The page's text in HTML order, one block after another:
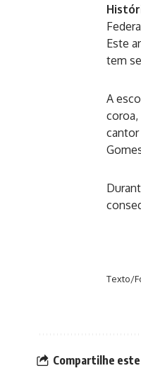
Este
tem
A
coroa,
Texto/
Compartilhe